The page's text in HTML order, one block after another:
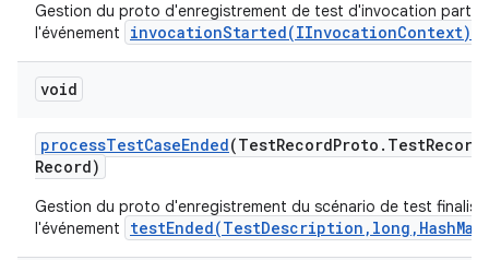
Gestion du proto d'enregistrement de test d'invocation
l'événement
invocationStarted(IInvocationContext)
void
processTestCaseEnded(TestRecordProto . Test
Record)
Gestion du proto d'enregistrement du scénario de test finalisé
l'événement